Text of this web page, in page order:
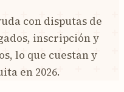
con disputas de
inscripción y
lo que cuestan y
en 2026.